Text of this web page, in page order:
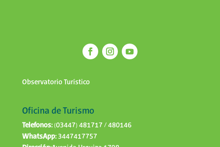
Observatorio Turístico
Oficina de Turismo
Telefonos:(03447) 481717 / 480146
WhatsApp:3447417757